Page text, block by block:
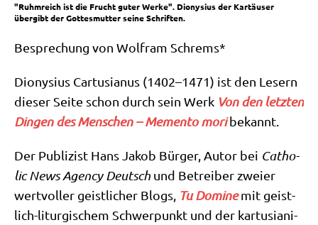
"Ruhmreich ist die Frucht guter Werke". Dionysius der Kartäuser
übergibt der Gottesmutter seine Schriften.
Bespre­chung von Wolf­ram Schrems*
Dio­ny­si­us Car­tus­ia­nus (1402–1471) ist den Lesern
die­ser Sei­te schon durch sein Werk Von den letz­ten
Din­gen des Men­schen – Memen­to mori bekannt.
Der Publi­zist Hans Jakob Bür­ger, Autor bei Catho­
lic News Agen­cy Deutsch und Betrei­ber zwei­er
wert­vol­ler geist­li­cher Blogs, Tu Domi­nemit geist­
lich-lit­ur­gi­schem Schwer­punkt und der kar­tus­ia­ni­